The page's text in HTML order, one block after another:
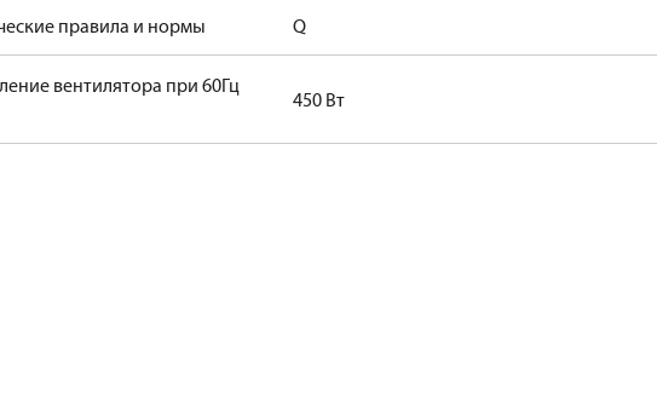
правила и нормы Q
вентилятора при 60Гц
450 Вт